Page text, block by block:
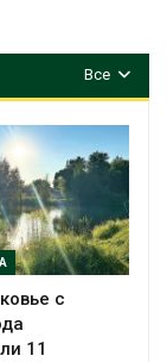
Все
с
11